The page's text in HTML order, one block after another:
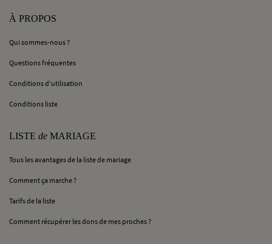
À PROPOS
Qui sommes-nous ?
Questions fréquentes
Conditions d’utilisation
Conditions liste
LISTE de MARIAGE
Tous les avantages de la liste de mariage
Comment ça marche ?
Tarifs de la liste
Comment récupérer les dons de mes proches ?